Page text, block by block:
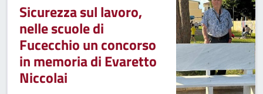
Sicurezza sul lavoro,
nelle scuole di
Fucecchio un concorso
in memoria di Evaretto
Niccolai